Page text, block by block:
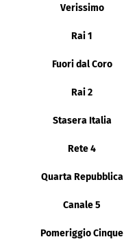
Verissimo
Rai 1
Fuori dal Coro
Rai 2
Stasera Italia
Rete 4
Quarta Repubblica
Canale 5
Pomeriggio Cinque